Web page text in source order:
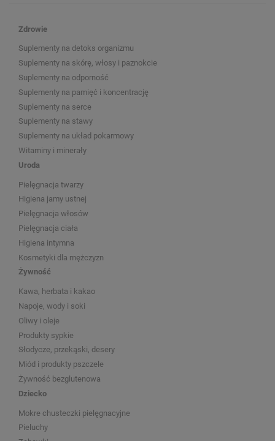
Zdrowie
Suplementy na detoks organizmu
Suplementy na skórę, włosy i paznokcie
Suplementy na odporność
Suplementy na pamięć i koncentrację
Suplementy na serce
Suplementy na stawy
Suplementy na układ pokarmowy
Witaminy i minerały
Uroda
Pielęgnacja twarzy
Higiena jamy ustnej
Pielęgnacja włosów
Pielęgnacja ciała
Higiena intymna
Kosmetyki dla mężczyzn
Żywność
Kawa, herbata i kakao
Napoje, wody i soki
Oliwy i oleje
Produkty sypkie
Słodycze, przekąski, desery
Miód i produkty pszczele
Żywność bezglutenowa
Dziecko
Mokre chusteczki pielęgnacyjne
Pieluchy